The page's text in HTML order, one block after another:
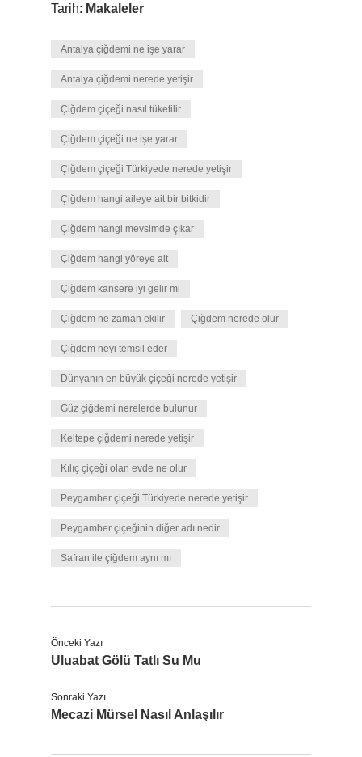
Tarih: Makaleler
Antalya çiğdemi ne işe yarar
Antalya çiğdemi nerede yetişir
Çiğdem çiçeği nasıl tüketilir
Çiğdem çiçeği ne işe yarar
Çiğdem çiçeği Türkiyede nerede yetişir
Çiğdem hangi aileye ait bir bitkidir
Çiğdem hangi mevsimde çıkar
Çiğdem hangi yöreye ait
Çiğdem kansere iyi gelir mi
Çiğdem ne zaman ekilir Çiğdem nerede olur
Çiğdem neyi temsil eder
Dünyanın en büyük çiçeği nerede yetişir
Güz çiğdemi nerelerde bulunur
Keltepe çiğdemi nerede yetişir
Kılıç çiçeği olan evde ne olur
Peygamber çiçeği Türkiyede nerede yetişir
Peygamber çiçeğinin diğer adı nedir
Safran ile çiğdem aynı mı
Önceki Yazı
Uluabat Gölü Tatlı Su Mu
Sonraki Yazı
Mecazi Mürsel Nasıl Anlaşılır